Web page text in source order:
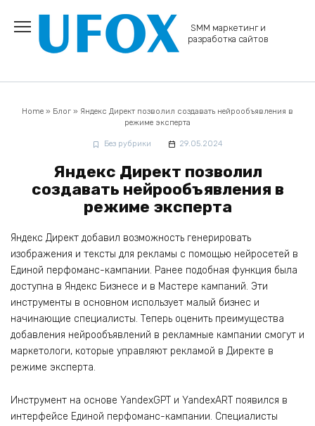
содержанию
SMM маркетинг и
разработка сайтов
Home » Блог » Яндекс Директ позволил создавать нейрообъявления в
режиме эксперта
Без рубрики 29.05.2024
Яндекс Директ позволил
создавать нейрообъявления в
режиме эксперта
Яндекс Директ добавил возможность генерировать
изображения и тексты для рекламы с помощью нейросетей в
Единой перфоманс-кампании. Ранее подобная функция была
доступна в Яндекс Бизнесе и в Мастере кампаний. Эти
инструменты в основном использует малый бизнес и
начинающие специалисты. Теперь оценить преимущества
добавления нейрообъявлений в рекламные кампании смогут и
маркетологи, которые управляют рекламой в Директе в
режиме эксперта.
Инструмент на основе YandexGPT и YandexART появился в
интерфейсе Единой перфоманс-кампании. Специалисты